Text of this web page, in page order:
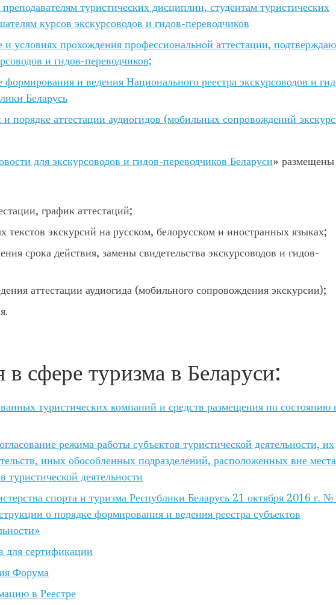
туристических дисциплин, студентам туристических
курсов экскурсоводов и гидов-переводчиков
условиях прохождения профессиональной аттестации,
и гидов-переводчиков;
и ведения Национального реестра экскурсоводов и
Беларусь
порядке аттестации аудиогидов (мобильных сопровождений
для экскурсоводов и гидов-переводчиков Беларуси» размещены
график аттестаций;
текстов экскурсий на русском, белорусском и иностранных языках;
срока действия, замены свидетельства экскурсоводов и гидов-
аттестации аудиогида (мобильного сопровождения экскурсии);
сфере туризма в Беларуси:
туристических компаний и средств размещения по состоянию
режима работы субъектов туристической деятельности, их
иных обособленных подразделений, расположенных вне места
туристической деятельности
спорта и туризма Республики Беларусь 21 октября 2016 г.
о порядке формирования и ведения реестра субъектов
для сертификации
Форума
в Реестре